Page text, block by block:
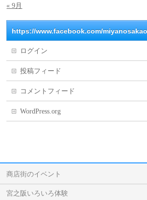
« 9月
https://www.facebook.com/
ログイン
投稿フィード
コメントフィード
WordPress.org
商店街のイベント
宮之阪いろいろ体験